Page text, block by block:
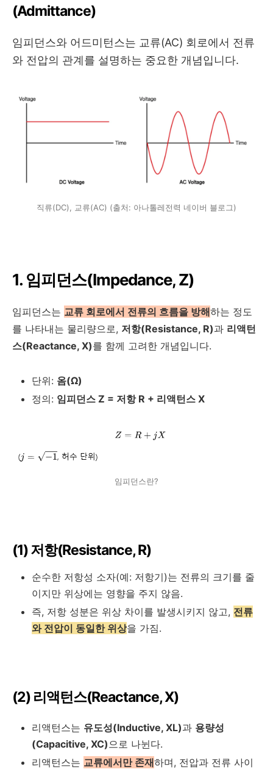
(Admittance)
임피던스와 어드미턴스는 교류(AC) 회로에서 전류
와 전압의 관계를 설명하는 중요한 개념입니다.
직류(DC), 교류(AC) (출처: 아나톨레전력 네이버 블로그)
1. 임피던스(Impedance,Z)
임피던스는 교류 회로에서 전류의 흐름을 방해하는 정도
를 나타내는 물리량으로, 저항(Resistance, R)과 리액턴
스(Reactance, X)를 함께 고려한 개념입니다.
단위: 옴(Ω)
정의: 임피던스 Z = 저항 R + 리액턴스 X
임피던스란?
(1) 저항(Resistance,R)
순수한 저항성 소자(예: 저항기)는 전류의 크기를 줄
이지만 위상에는 영향을 주지 않음.
즉, 저항 성분은 위상 차이를 발생시키지 않고, 전류
와 전압이 동일한 위상을 가짐.
(2) 리액턴스(Reactance,X)
리액턴스는 유도성(Inductive, XL)과 용량성
(Capacitive, XC)으로 나뉜다.
리액턴스는 교류에서만 존재하며, 전압과 전류 사이